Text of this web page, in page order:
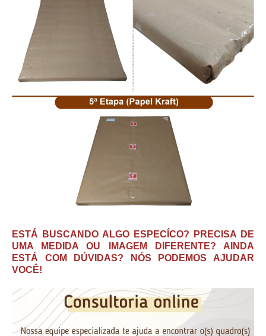
ESTÁ BUSCANDO ALGO ESPECÍCO? PRECISA DE
UMA MEDIDA OU IMAGEM DIFERENTE? AINDA
ESTÁ COM DÚVIDAS? NÓS PODEMOS AJUDAR
VOCÊ!